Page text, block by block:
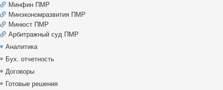
Минфин ПМР
Минэкономразвития ПМР
Минюст ПМР
Арбитражный суд ПМР
Аналитика
Бух. отчетность
Договоры
Готовые решения